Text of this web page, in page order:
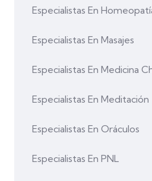
Especialistas En
Especialistas En Masajes
Especialistas En Medicina
Especialistas En Meditación
Especialistas En Oráculos
Especialistas En PNL